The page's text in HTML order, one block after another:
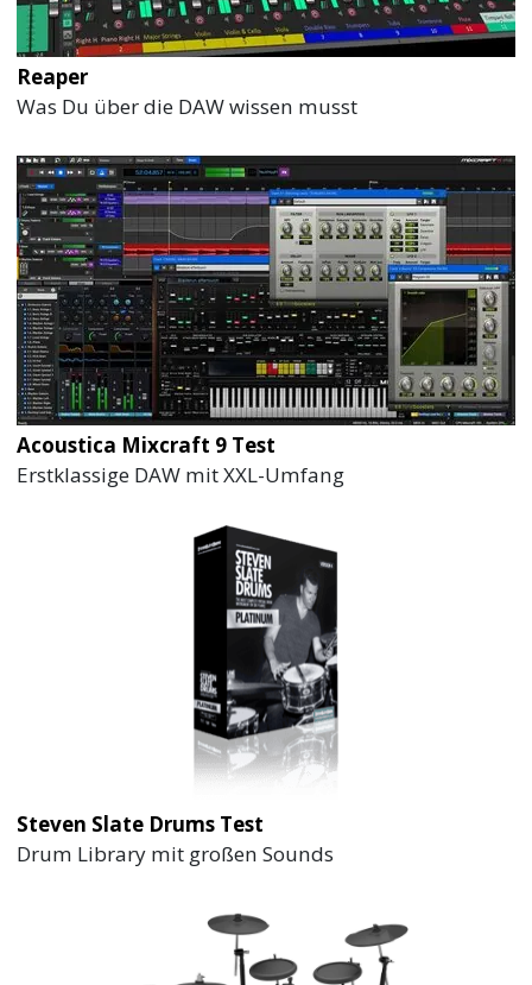
Reaper
Was Du über die DAW wissen musst
Acoustica Mixcraft 9 Test
Erstklassige DAW mit XXL-Umfang
Steven Slate Drums Test
Drum Library mit großen Sounds